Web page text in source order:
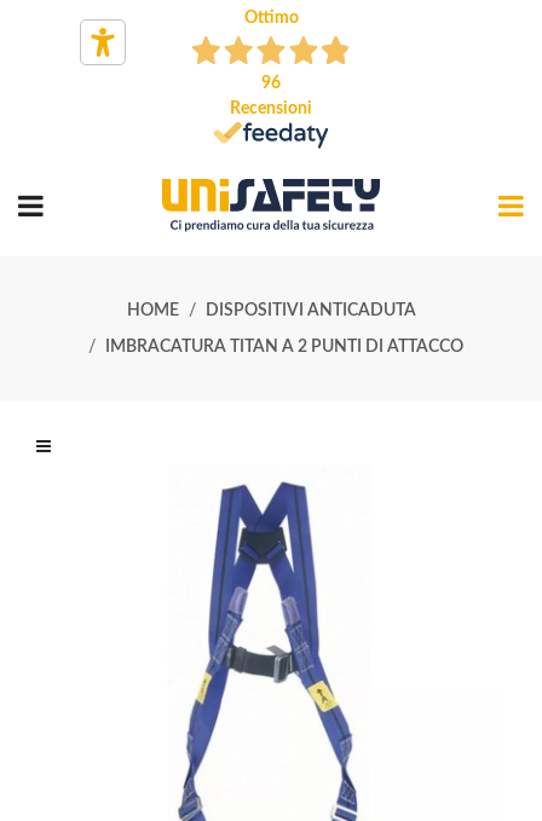
Ottimo
96
Recensioni
HOME DISPOSITIVI ANTICADUTA
IMBRACATURA TITAN A 2 PUNTI DI ATTACCO
Imbracatura
Irudek Light
2 Plus -
Taglia L/xl
€27.55